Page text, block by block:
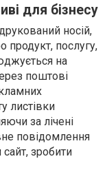
для бізнесу
носій,
продукт, послугу,
на
поштові
листівки
за лічені
повідомлення
зробити